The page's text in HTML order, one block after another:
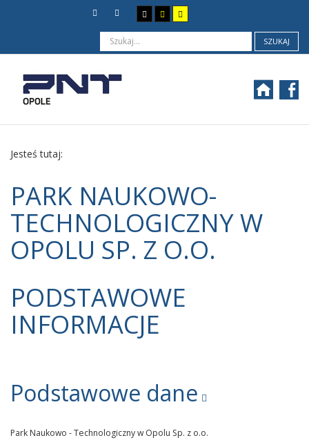
SZUKAJ
Jesteś tutaj:
PARK NAUKOWO-
TECHNOLOGICZNY W
OPOLU SP. Z O.O.
PODSTAWOWE
INFORMACJE
Podstawowe dane
Park Naukowo - Technologiczny w Opolu Sp. z o.o.